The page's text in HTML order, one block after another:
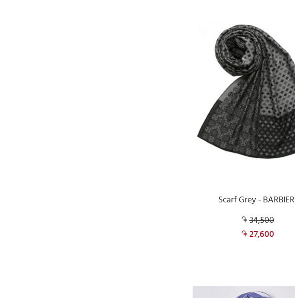
Scarf Grey - BARBIERI
34,500
27,600